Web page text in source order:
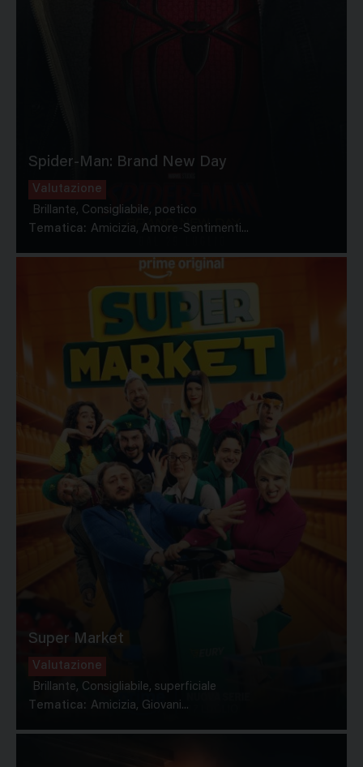
Spider-Man: Brand New Day
Valutazione
Brillante, Consigliabile, poetico
Tematica: Amicizia, Amore-Sentimenti...
Super Market
Valutazione
Brillante, Consigliabile, superficiale
Tematica: Amicizia, Giovani...